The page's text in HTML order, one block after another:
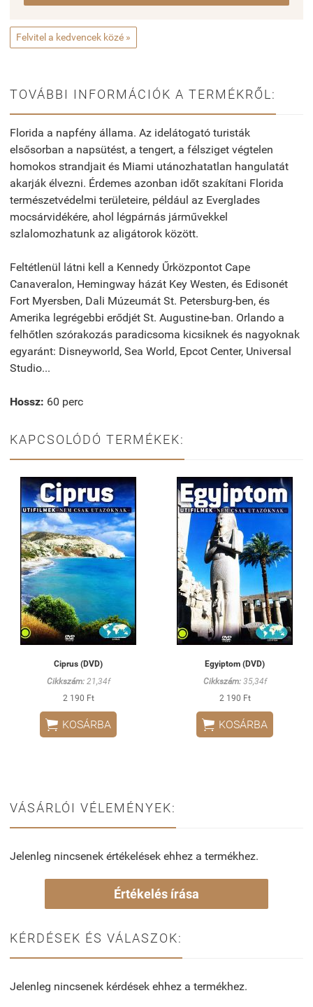
Felvitel a kedvencek közé »
TOVÁBBI INFORMÁCIÓK A TERMÉKRŐL:
Florida a napfény állama. Az idelátogató turisták
elsősorban a napsütést, a tengert, a félsziget végtelen
homokos strandjait és Miami utánozhatatlan hangulatát
akarják élvezni. Érdemes azonban időt szakítani Florida
természetvédelmi területeire, például az Everglades
mocsárvidékére, ahol légpárnás járművekkel
szlalomozhatunk az aligátorok között.
Feltétlenül látni kell a Kennedy Űrközpontot Cape
Canaveralon, Hemingway házát Key Westen, és Edisonét
Fort Myersben, Dali Múzeumát St. Petersburg-ben, és
Amerika legrégebbi erődjét St. Augustine-ban. Orlando a
felhőtlen szórakozás paradicsoma kicsiknek és nagyoknak
egyaránt: Disneyworld, Sea World, Epcot Center, Universal
Studio...
Hossz: 60 perc
KAPCSOLÓDÓ TERMÉKEK:
Ciprus (DVD)
Cikkszám:21,34f
2 190 Ft
 KOSÁRBA
Egyiptom (DVD)
Cikkszám:35,34f
2 190 Ft
 KOSÁRBA
VÁSÁRLÓI VÉLEMÉNYEK:
Jelenleg nincsenek értékelések ehhez a termékhez.
Értékelés írása
KÉRDÉSEK ÉS VÁLASZOK:
Jelenleg nincsenek kérdések ehhez a termékhez.